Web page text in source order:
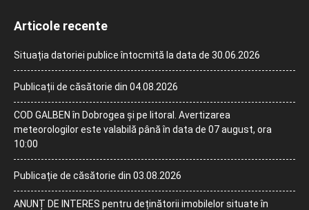
Articole recente
Situația datoriei publice întocmită la data de 30.06.2026
Publicații de căsătorie din 04.08.2026
COD GALBEN în Dobrogea și pe litoral. Avertizarea
meteorologilor este valabilă până în data de 07 august, ora
10:00
Publicație de căsătorie din 03.08.2026
ANUNȚ DE INTERES pentru deținătorii imobilelor situate în